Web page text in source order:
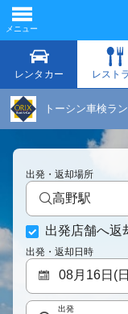
トーシン車検ラ
出発・返却場所
高野駅
出発店舗へ返
出発・返却日時
出発